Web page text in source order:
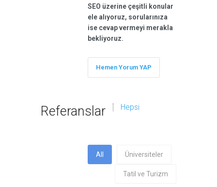
SEO üzerine çeşitli konular
ele alıyoruz, sorularınıza
ise cevap vermeyi merakla
bekliyoruz.
Hemen Yorum YAP
Referanslar Hepsi
All Üniversiteler
Tatil ve Turizm